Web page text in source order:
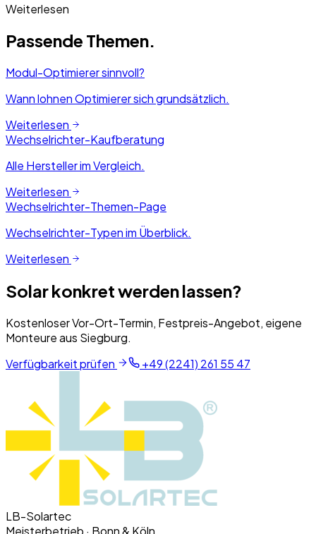
Weiterlesen
Passende Themen.
Modul-Optimierer sinnvoll?
Wann lohnen Optimierer sich grundsätzlich.
Weiterlesen
Wechselrichter-Kaufberatung
Alle Hersteller im Vergleich.
Weiterlesen
Wechselrichter-Themen-Page
Wechselrichter-Typen im Überblick.
Weiterlesen
Solar konkret werden lassen?
Kostenloser Vor-Ort-Termin, Festpreis-Angebot, eigene
Monteure aus Siegburg.
Verfügbarkeit prüfen
+49 (2241) 261 55 47
LB-Solartec
Meisterbetrieb · Bonn & Köln